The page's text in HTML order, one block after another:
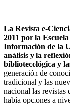
La Revista e-
2011 por la
Información de la
análisis y la
bibliotecológica y
generación de
tradicional y las
nacional las revistas
había opciones a